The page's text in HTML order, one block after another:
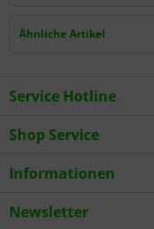
Ähnliche Artikel
Service Hotline
Shop Service
Informationen
Newsletter